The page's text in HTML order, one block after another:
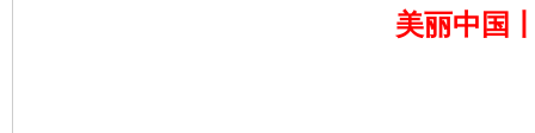
美丽中国